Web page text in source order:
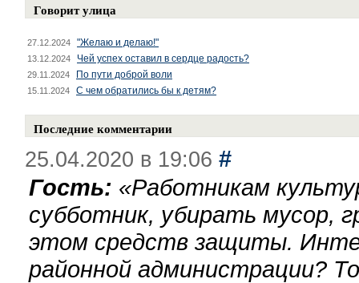
Говорит улица
27.12.2024 "Желаю и делаю!"
13.12.2024 Чей успех оставил в сердце радость?
29.11.2024 По пути доброй воли
15.11.2024 С чем обратились бы к детям?
Последние комментарии
25.04.2020 в 19:06 #
Гость: «Работникам
субботник, убирать мусор,
этом средств защиты.
районной администрации?